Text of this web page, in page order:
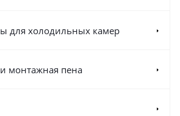
для холодильных камер
монтажная пена